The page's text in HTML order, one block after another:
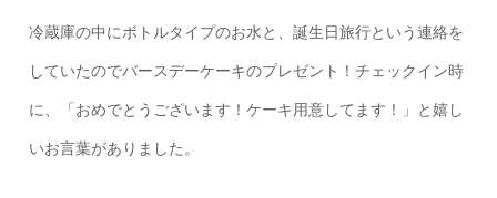
冷蔵庫の中にボトルタイプのお水と、誕生日旅行という連絡を
していたのでバースデーケーキのプレゼント！チェックイン時
に、「おめでとうございます！ケーキ用意してます！」と嬉し
いお言葉がありました。